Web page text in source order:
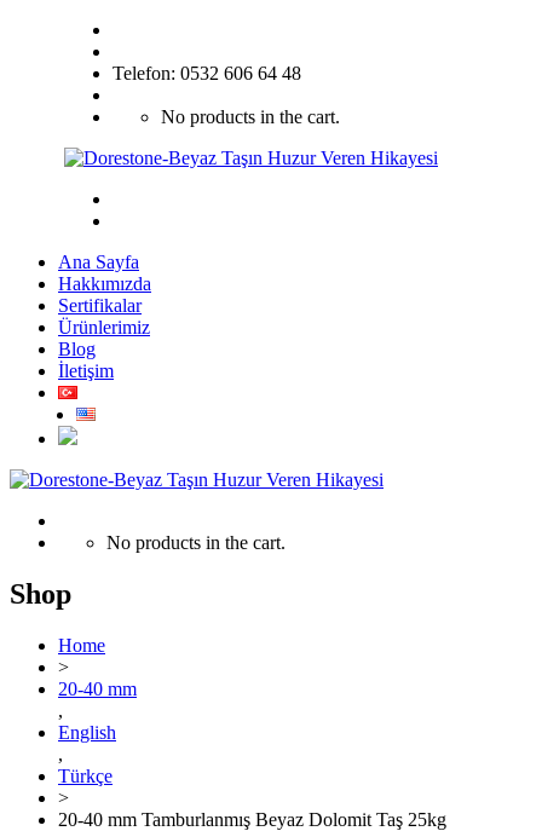
Telefon: 0532 606 64 48
No products in the cart.
Ana Sayfa
Hakkımızda
Sertifikalar
Ürünlerimiz
Blog
İletişim
No products in the cart.
Shop
Home
>
20-40 mm
,
English
,
Türkçe
>
20-40 mm Tamburlanmış Beyaz Dolomit Taş 25kg